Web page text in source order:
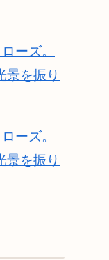
ーズ。
景を振り
ーズ。
景を振り